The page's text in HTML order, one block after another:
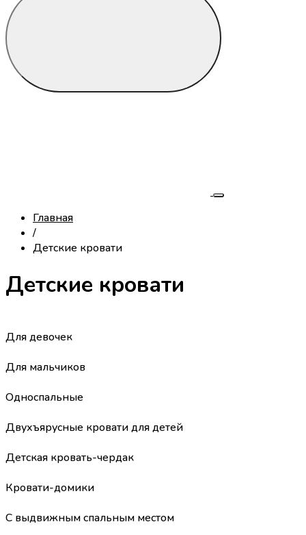
Главная
/
Детские кровати
Детские кровати
Для девочек
Для мальчиков
Односпальные
Двухъярусные кровати для детей
Детская кровать-чердак
Кровати-домики
С выдвижным спальным местом